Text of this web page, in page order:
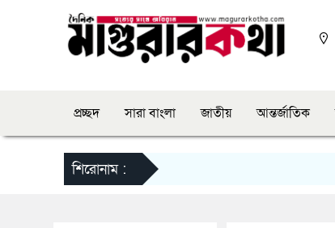
প্রচ্ছদ সারা বাংলা জাতীয় আন্তর্জাতিক
শিরোনাম :